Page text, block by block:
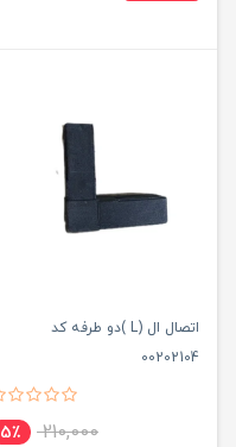
اتصال ال (L )دو طرفه کد
00202104
210,000 5٪